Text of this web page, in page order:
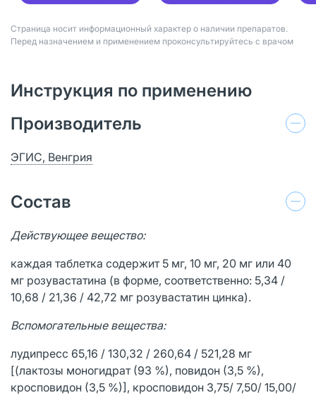
Страница носит информационный характер о наличии препаратов.
Перед назначением и применением проконсультируйтесь с врачом
Инструкция по применению
Производитель
ЭГИС, Венгрия
Состав
Действующее вещество:
каждая таблетка содержит 5 мг, 10 мг, 20 мг или 40
мг розувастатина (в форме, соответственно: 5,34 /
10,68 / 21,36 / 42,72 мг розувастатин цинка).
Вспомогательные вещества:
лудипресс 65,16 / 130,32 / 260,64 / 521,28 мг
[(лактозы моногидрат (93 %), повидон (3,5 %),
кросповидон (3,5 %)], кросповидон 3,75/ 7,50/ 15,00/